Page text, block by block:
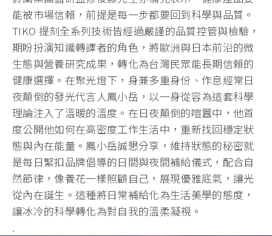
能被市場信賴，前提是每一步都要回到科學與品質。
TIKO 提刻全系列技術皆經過嚴謹的品質控管與檢驗，
期盼扮演知識轉譯者的角色，將歐洲與日本前沿的微
生態與營養研究成果，轉化為台灣民眾能長期信賴的
健康選擇。在聚光燈下，身兼多重身份、作息經常日
夜顛倒的發光代言人鳳小岳，以一身從容為這套科學
理論注入了溫暖的溫度。在日夜顛倒的喧囂中，他首
度公開他如何在高密度工作生活中，重新找回穩定狀
態與內在能量。鳳小岳誠懇分享，維持狀態的秘密就
是每日緊扣品牌倡導的日間與夜間補給儀式，配合自
然節律，像養花一樣照顧自己，展現優雅底氣，讓光
從內在誕生。這種將日常補給化為生活美學的態度，
讓冰冷的科學轉化為對自我的溫柔凝視。
.